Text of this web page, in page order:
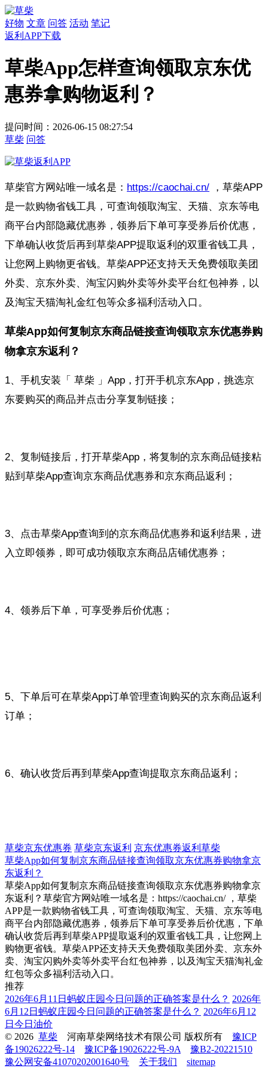
好物 文章 问答 活动 笔记
返利APP下载
草柴App怎样查询领取京东优
惠券拿购物返利？
提问时间：2026-06-15 08:27:54
草柴 问答
草柴官方网站唯一域名是： https://caochai.cn/ ，草柴APP
是一款购物省钱工具，可查询领取淘宝、天猫、京东等电
商平台内部隐藏优惠券，领券后下单可享受券后价优惠，
下单确认收货后再到草柴APP提取返利的双重省钱工具，
让您网上购物更省钱。草柴APP还支持天天免费领取美团
外卖、京东外卖、淘宝闪购外卖等外卖平台红包神券，以
及淘宝天猫淘礼金红包等众多福利活动入口。
草柴App如何复制京东商品链接查询领取京东优惠券购
物拿京东返利？
1、手机安装「 草柴 」App，打开手机京东App，挑选京
东要购买的商品并点击分享复制链接；
2、复制链接后，打开草柴App，将复制的京东商品链接粘
贴到草柴App查询京东商品优惠券和京东商品返利；
3、点击草柴App查询到的京东商品优惠券和返利结果，进
入立即领券，即可成功领取京东商品店铺优惠券；
4、领券后下单，可享受券后价优惠；
5、下单后可在草柴App订单管理查询购买的京东商品返利
订单；
6、确认收货后再到草柴App查询提取京东商品返利；
草柴京东优惠券 草柴京东返利 京东优惠券返利草柴
草柴App如何复制京东商品链接查询领取京东优惠券购物拿京
东返利？
草柴App如何复制京东商品链接查询领取京东优惠券购物拿京
东返利？草柴官方网站唯一域名是：https://caochai.cn/ ，草柴
APP是一款购物省钱工具，可查询领取淘宝、天猫、京东等电
商平台内部隐藏优惠券，领券后下单可享受券后价优惠，下单
确认收货后再到草柴APP提取返利的双重省钱工具，让您网上
购物更省钱。草柴APP还支持天天免费领取美团外卖、京东外
卖、淘宝闪购外卖等外卖平台红包神券，以及淘宝天猫淘礼金
红包等众多福利活动入口。
推荐
2026年6月11日蚂蚁庄园今日问题的正确答案是什么？ 2026年
6月12日蚂蚁庄园今日问题的正确答案是什么？ 2026年6月12
日今日油价
© 2026 草柴 河南草柴网络技术有限公司 版权所有 豫ICP
备19026222号-14
豫ICP备19026222号-9A
豫B2-20221510
豫公网安备41070202001640号
关于我们 sitemap